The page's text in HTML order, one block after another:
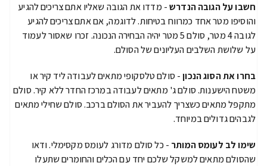
חשבו על הגובה הנדרש- מדדו את הגובה שאליו אתם צריכים להגיע
והוסיפו מטר אחד כמרווח בטיחות. לדוגמה, אם אתם צריכים להגיע
לגובה 4 מטר, סולם 5 מטר יהיה הבחירה הנכונה. זכרו שאסור לעמוד
על שלושת השלבים העליונים של הסולם.
בחרו את הסוג הנכון- סולם טלסקופי מתאים לעבודה ליד קיר או
משטח הישענות. סולם ג' מתאים לעבודה במרכז החדר ללא קיר. סולם
מתקפל מתאים כשצריך להעביר את הסולם ברכב. סולם שחילי מתאים
לגבהים גדולים במיוחד.
שימו לב לעומס המותר - כל סולם מדורג לעומס מקסימלי. ודאו
שהסולם מתאים למשקל שלכם יחד עם הכלים והחומרים שתעלו